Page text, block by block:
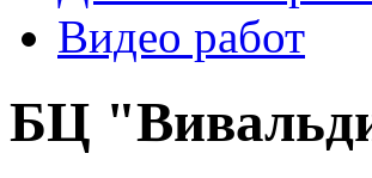
Видео работ
БЦ